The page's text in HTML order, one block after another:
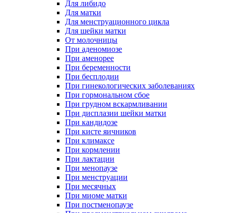
Для либидо
Для матки
Для менструационного цикла
Для шейки матки
От молочницы
При аденомиозе
При аменорее
При беременности
При бесплодии
При гинекологических заболеваниях
При гормональном сбое
При грудном вскармливании
При дисплазии шейки матки
При кандидозе
При кисте яичников
При климаксе
При кормлении
При лактации
При менопаузе
При менструации
При месячных
При миоме матки
При постменопаузе